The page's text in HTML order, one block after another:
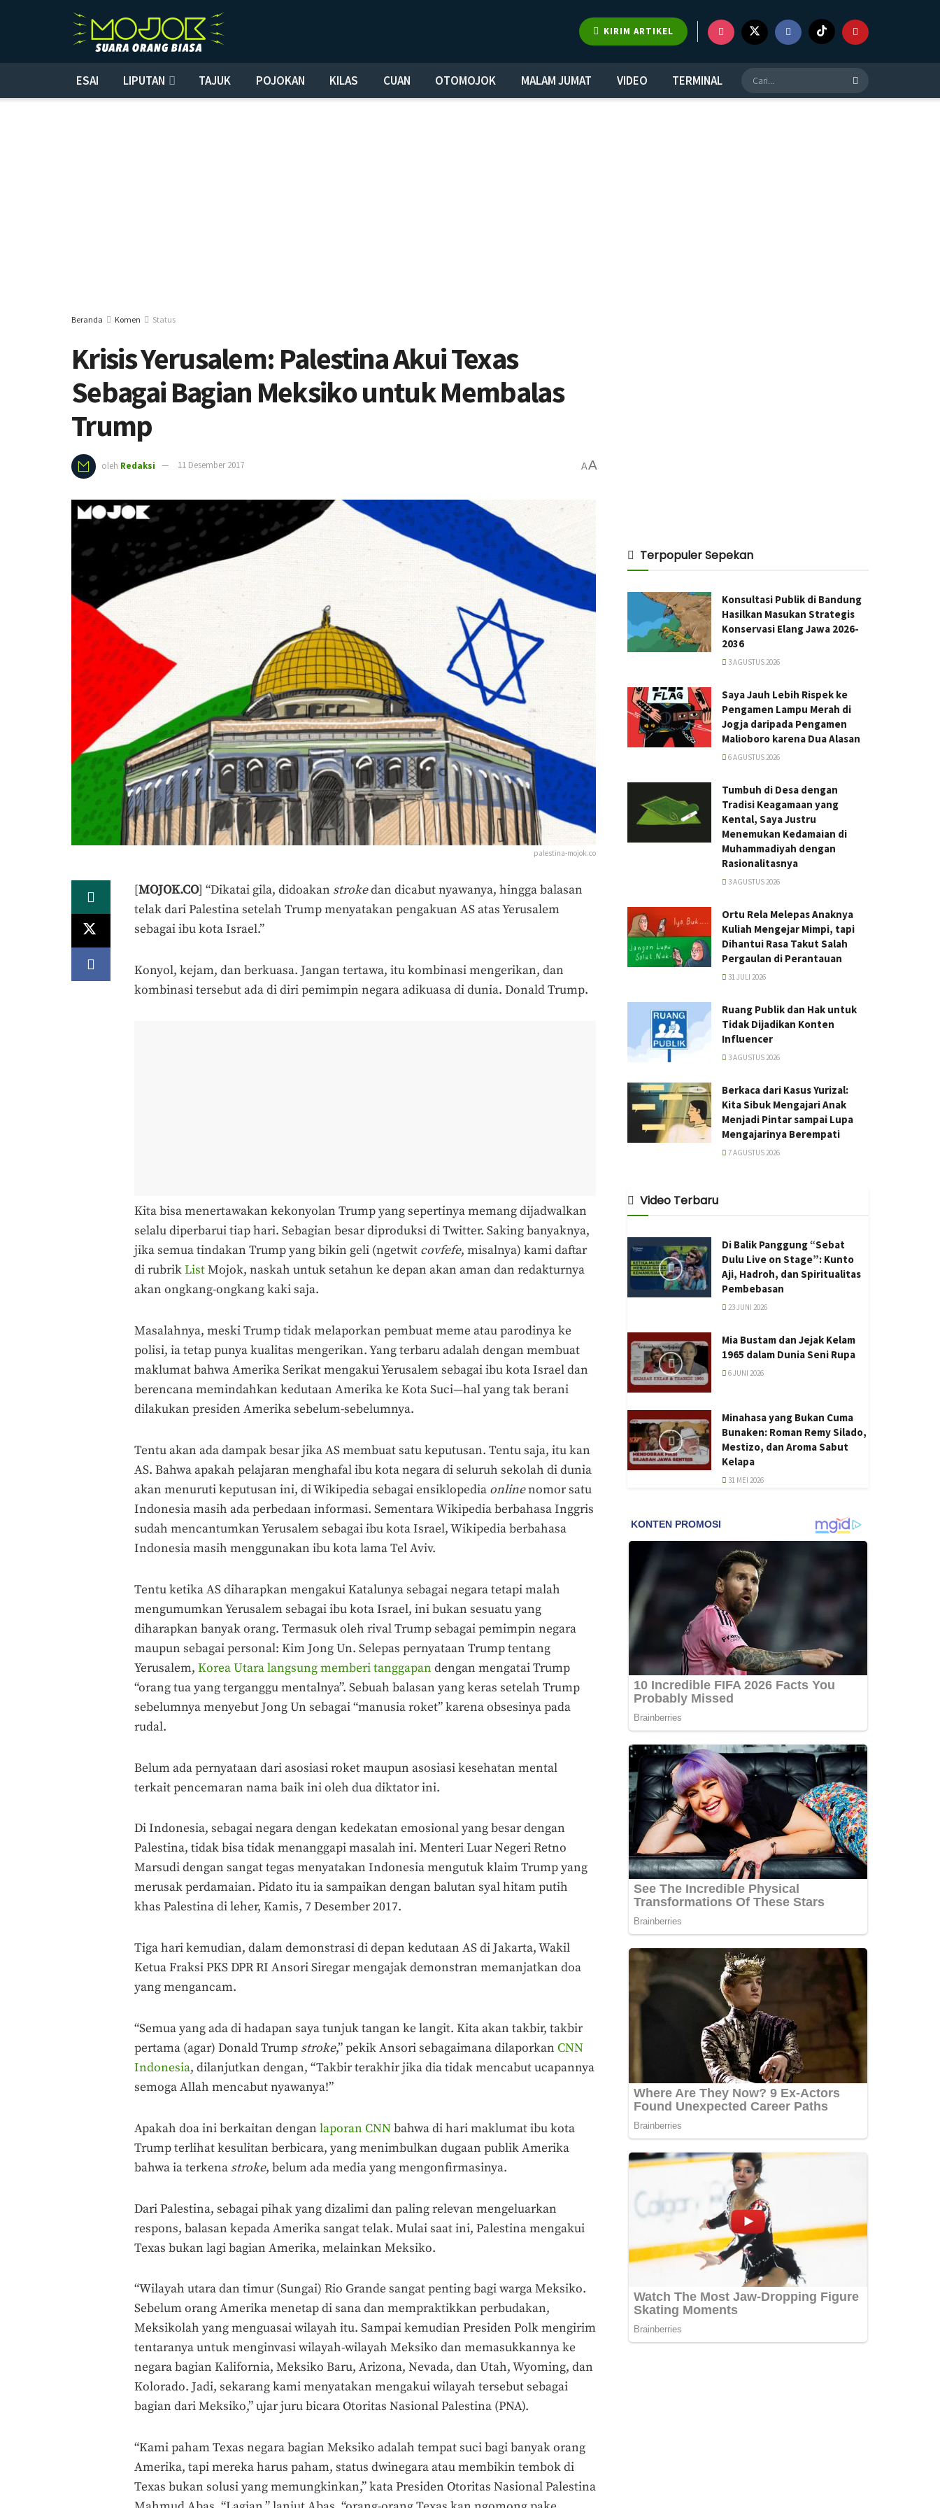
KIRIM ARTIKEL
ESAI LIPUTAN TAJUK POJOKAN KILAS CUAN OTOMOJOK MALAM JUMAT VIDEO TERMINAL
Beranda Komen Status
Krisis Yerusalem: Palestina Akui Texas
Sebagai Bagian Meksiko untuk Membalas
Trump
oleh Redaksi 11 Desember 2017 AA
palestina-mojok.co
[MOJOK.CO] “Dikatai gila, didoakan strokedan dicabut nyawanya, hingga balasan
telak dari Palestina setelah Trump menyatakan pengakuan AS atas Yerusalem
sebagai ibu kota Israel.”
Konyol, kejam, dan berkuasa. Jangan tertawa, itu kombinasi mengerikan, dan
kombinasi tersebut ada di diri pemimpin negara adikuasa di dunia. Donald Trump.
Kita bisa menertawakan kekonyolan Trump yang sepertinya memang dijadwalkan
selalu diperbarui tiap hari. Sebagian besar diproduksi di Twitter. Saking banyaknya,
jika semua tindakan Trump yang bikin geli (ngetwit covfefe, misalnya) kami daftar
di rubrikListMojok, naskah untuk setahun ke depan akan aman dan redakturnya
akan ongkang-ongkang kaki saja.
Masalahnya, meski Trump tidak melaporkan pembuat meme atau parodinya ke
polisi, ia tetap punya kualitas mengerikan. Yang terbaru adalah dengan membuat
maklumat bahwa Amerika Serikat mengakui Yerusalem sebagai ibu kota Israel dan
berencana memindahkan kedutaan Amerika ke Kota Suci—hal yang tak berani
dilakukan presiden Amerika sebelum-sebelumnya.
Tentu akan ada dampak besar jika AS membuat satu keputusan. Tentu saja, itu kan
AS. Bahwa apakah pelajaran menghafal ibu kota negara di seluruh sekolah di dunia
akan menuruti keputusan ini, di Wikipedia sebagai ensiklopedia onlinenomor satu
Indonesia masih ada perbedaan informasi. Sementara Wikipedia berbahasa Inggris
sudah mencantumkan Yerusalem sebagai ibu kota Israel, Wikipedia berbahasa
Indonesia masih menggunakan ibu kota lama Tel Aviv.
Tentu ketika AS diharapkan mengakui Katalunya sebagai negara tetapi malah
mengumumkan Yerusalem sebagai ibu kota Israel, ini bukan sesuatu yang
diharapkan banyak orang. Termasuk oleh rival Trump sebagai pemimpin negara
maupun sebagai personal: Kim Jong Un. Selepas pernyataan Trump tentang
Yerusalem, Korea Utara langsung memberi tanggapan dengan mengatai Trump
“orang tua yang terganggu mentalnya”. Sebuah balasan yang keras setelah Trump
sebelumnya menyebut Jong Un sebagai “manusia roket” karena obsesinya pada
rudal.
Belum ada pernyataan dari asosiasi roket maupun asosiasi kesehatan mental
terkait pencemaran nama baik ini oleh dua diktator ini.
Di Indonesia, sebagai negara dengan kedekatan emosional yang besar dengan
Palestina, tidak bisa tidak menanggapi masalah ini. Menteri Luar Negeri Retno
Marsudi dengan sangat tegas menyatakan Indonesia mengutuk klaim Trump yang
merusak perdamaian. Pidato itu ia sampaikan dengan balutan syal hitam putih
khas Palestina di leher, Kamis, 7 Desember 2017.
Tiga hari kemudian, dalam demonstrasi di depan kedutaan AS di Jakarta, Wakil
Ketua Fraksi PKS DPR RI Ansori Siregar mengajak demonstran memanjatkan doa
yang mengancam.
“Semua yang ada di hadapan saya tunjuk tangan ke langit. Kita akan takbir, takbir
pertama (agar) Donald Trump stroke,” pekik Ansori sebagaimana dilaporkan CNN
Indonesia, dilanjutkan dengan, “Takbir terakhir jika dia tidak mencabut ucapannya
semoga Allah mencabut nyawanya!”
Apakah doa ini berkaitan dengan laporan CNNbahwa di hari maklumat ibu kota
Trump terlihat kesulitan berbicara, yang menimbulkan dugaan publik Amerika
bahwa ia terkena stroke, belum ada media yang mengonfirmasinya.
Dari Palestina, sebagai pihak yang dizalimi dan paling relevan mengeluarkan
respons, balasan kepada Amerika sangat telak. Mulai saat ini, Palestina mengakui
Texas bukan lagi bagian Amerika, melainkan Meksiko.
“Wilayah utara dan timur (Sungai) Rio Grande sangat penting bagi warga Meksiko.
Sebelum orang Amerika menetap di sana dan mempraktikkan perbudakan,
Meksikolah yang menguasai wilayah itu. Sampai kemudian Presiden Polk mengirim
tentaranya untuk menginvasi wilayah-wilayah Meksiko dan memasukkannya ke
negara bagian Kalifornia, Meksiko Baru, Arizona, Nevada, dan Utah, Wyoming, dan
Kolorado. Jadi, sekarang kami menyatakan mengakui wilayah tersebut sebagai
bagian dari Meksiko,” ujar juru bicara Otoritas Nasional Palestina (PNA).
“Kami paham Texas negara bagian Meksiko adalah tempat suci bagi banyak orang
Amerika, tapi mereka harus paham, status dwinegara atau membikin tembok di
Texas bukan solusi yang memungkinkan,” kata Presiden Otoritas Nasional Palestina
Terpopuler Sepekan
Konsultasi Publik di Bandung
Hasilkan Masukan Strategis
Konservasi Elang Jawa 2026-
2036
3 AGUSTUS 2026
Saya Jauh Lebih Rispek ke
Pengamen Lampu Merah di
Jogja daripada Pengamen
Malioboro karena Dua Alasan
6 AGUSTUS 2026
Tumbuh di Desa dengan
Tradisi Keagamaan yang
Kental, Saya Justru
Menemukan Kedamaian di
Muhammadiyah dengan
Rasionalitasnya
3 AGUSTUS 2026
Ortu Rela Melepas Anaknya
Kuliah Mengejar Mimpi, tapi
Dihantui Rasa Takut Salah
Pergaulan di Perantauan
31 JULI 2026
Ruang Publik dan Hak untuk
Tidak Dijadikan Konten
Influencer
3 AGUSTUS 2026
Berkaca dari Kasus Yurizal:
Kita Sibuk Mengajari Anak
Menjadi Pintar sampai Lupa
Mengajarinya Berempati
7 AGUSTUS 2026
Video Terbaru
Di Balik Panggung “Sebat
Dulu Live on Stage”: Kunto
Aji, Hadroh, dan Spiritualitas
Pembebasan
23 JUNI 2026
Mia Bustam dan Jejak Kelam
1965 dalam Dunia Seni Rupa
6 JUNI 2026
Minahasa yang Bukan Cuma
Bunaken: Roman Remy Silado,
Mestizo, dan Aroma Sabut
Kelapa
31 MEI 2026